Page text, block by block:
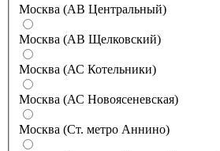
Москва (АВ Центральный)
Москва (АВ Щелковский)
Москва (АС Котельники)
Москва (АС Новоясеневская)
Москва (Ст. метро Аннино)